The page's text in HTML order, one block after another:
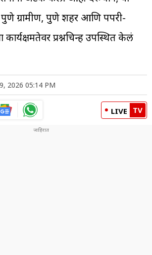
ग्रामीण, पुणे शहर आणि पिंपरी-
कार्यक्षमतेवर प्रश्नचिन्ह उपस्थित केलं
2026 05:14 PM
LIVE TV